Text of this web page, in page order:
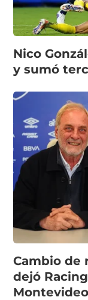
Nico
y sumó
Cambio de
dejó
Montevideo